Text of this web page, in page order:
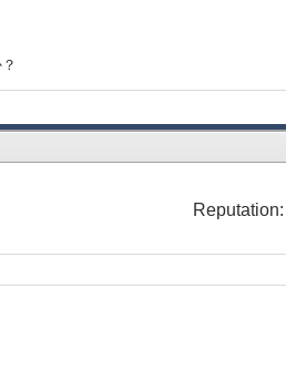
Reputation: